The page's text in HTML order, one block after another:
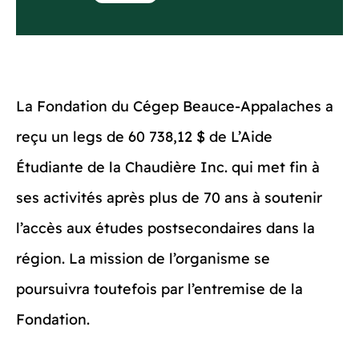
La Fondation du Cégep Beauce-Appalaches a
reçu un legs de 60 738,12 $ de L’Aide
Étudiante de la Chaudière Inc. qui met fin à
ses activités après plus de 70 ans à soutenir
l’accès aux études postsecondaires dans la
région. La mission de l’organisme se
poursuivra toutefois par l’entremise de la
Fondation.